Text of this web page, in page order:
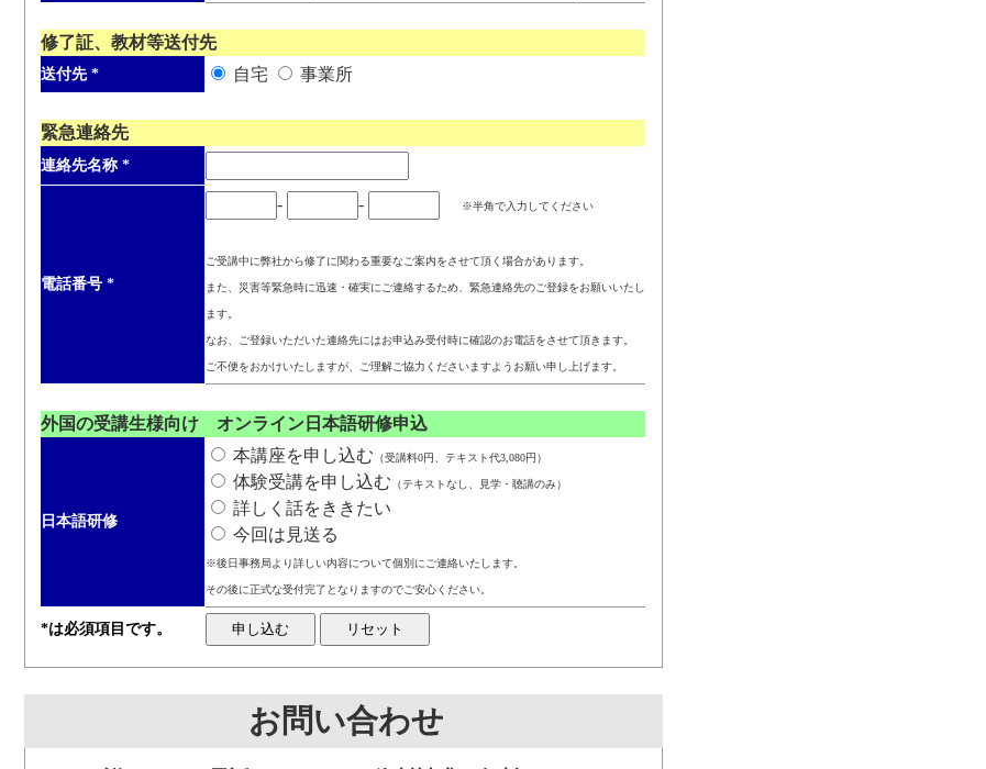
修了証、教材等送付先
送付先 * 自宅 事業所
緊急連絡先
連絡先名称 *
電話番号 *
- - ※半角で入力してください
ご受講中に弊社から修了に関わる重要なご案内をさせて頂く場合があります。
また、災害等緊急時に迅速・確実にご連絡するため、緊急連絡先のご登録をお願いいたし
ます。
なお、ご登録いただいた連絡先にはお申込み受付時に確認のお電話をさせて頂きます。
ご不便をおかけいたしますが、ご理解ご協力くださいますようお願い申し上げます。
外国の受講生様向け オンライン日本語研修申込
日本語研修
本講座を申し込む （受講料0円、テキスト代3,080円）
体験受講を申し込む （テキストなし、見学・聴講のみ）
詳しく話をききたい
今回は見送る
※後日事務局より詳しい内容について個別にご連絡いたします。
その後に正式な受付完了となりますのでご安心ください。
*は必須項目です。
お問い合わせ